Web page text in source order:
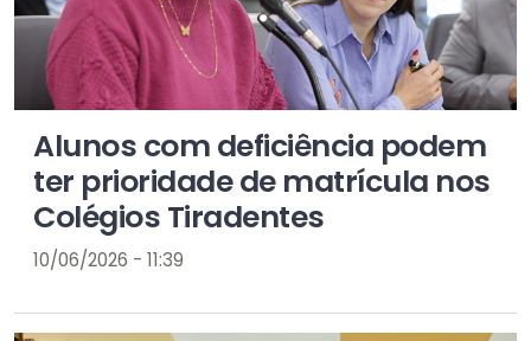
Alunos com deficiência podem
ter prioridade de matrícula nos
Colégios Tiradentes
10/06/2026 - 11:39